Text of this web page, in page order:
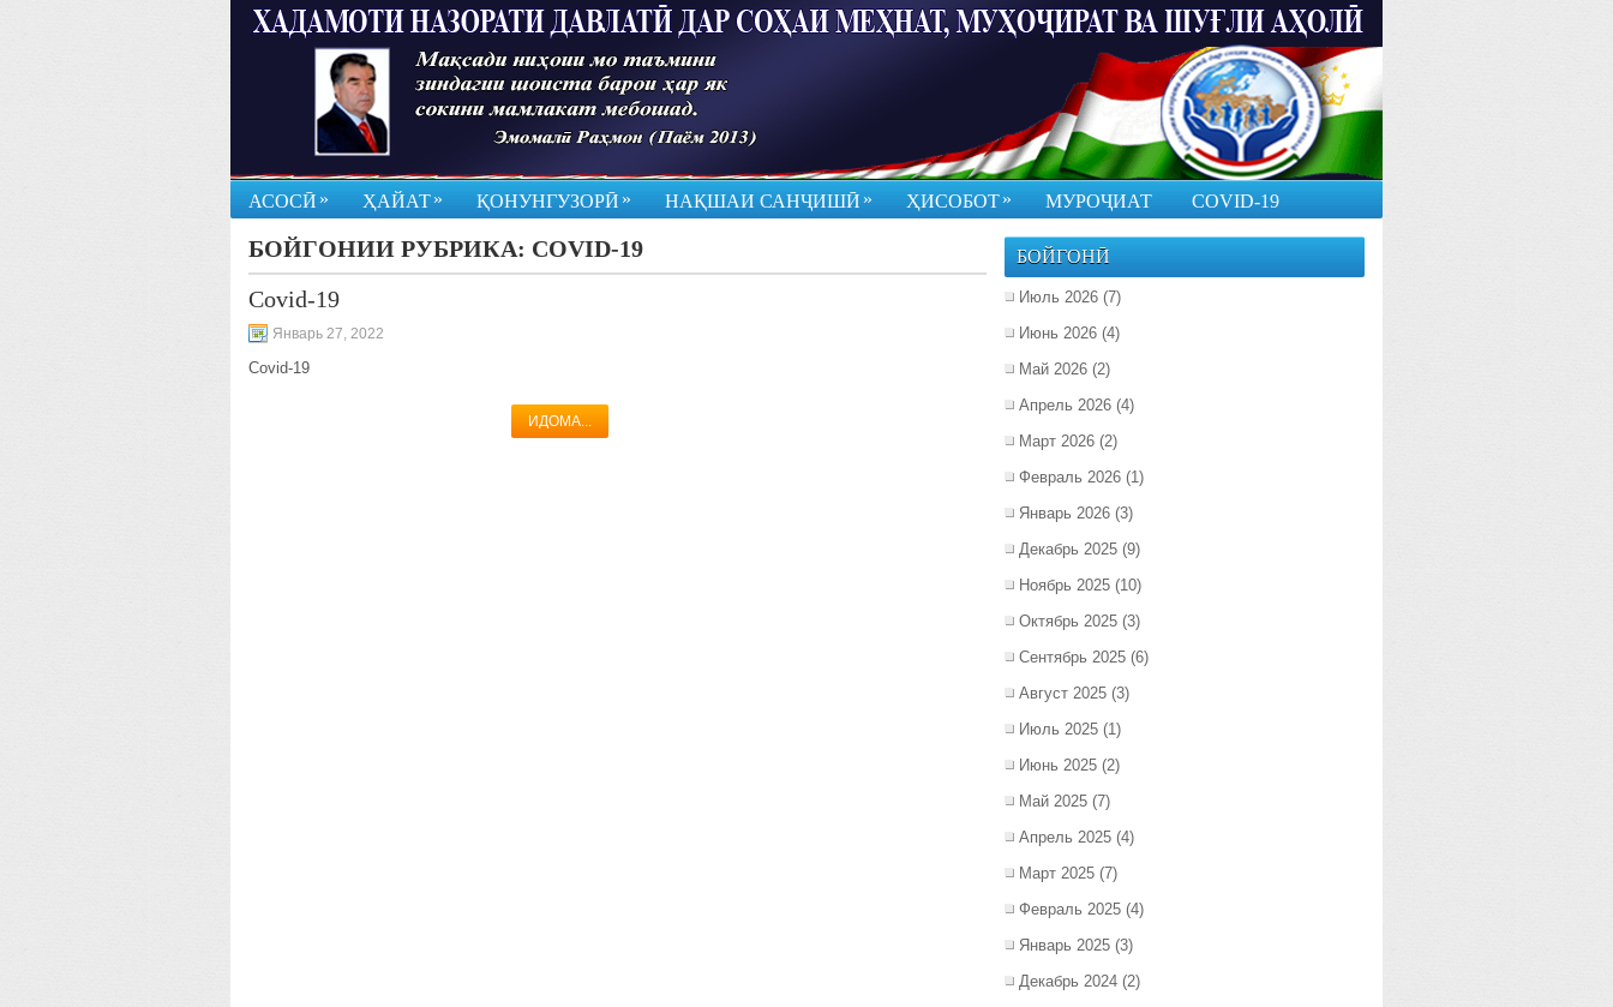
АСОСӢ » ҲАЙАТ» ҚОНУНГУЗОРӢ » НАҚШАИ САНҶИШӢ » ҲИСОБОТ» МУРОҶИАТ COVID-19
БОЙГОНИИ РУБРИКА: COVID-19
Covid-19
Январь 27, 2022
Covid-19
ИДОМА...
БОЙГОНӢ
Июль 2026 (7)
Июнь 2026 (4)
Май 2026 (2)
Апрель 2026 (4)
Март 2026 (2)
Февраль 2026 (1)
Январь 2026 (3)
Декабрь 2025 (9)
Ноябрь 2025 (10)
Октябрь 2025 (3)
Сентябрь 2025 (6)
Август 2025 (3)
Июль 2025 (1)
Июнь 2025 (2)
Май 2025 (7)
Апрель 2025 (4)
Март 2025 (7)
Февраль 2025 (4)
Январь 2025 (3)
Декабрь 2024 (2)